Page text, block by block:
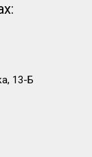
13-Б